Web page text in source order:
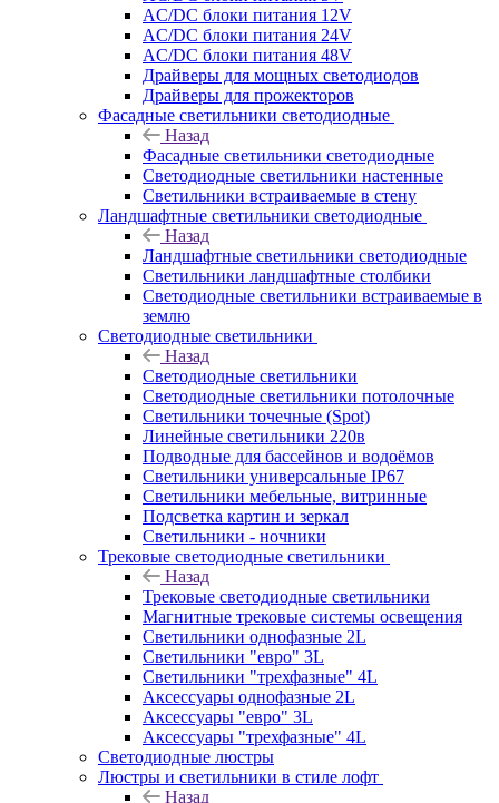
AC/DC блоки питания 12V
AC/DC блоки питания 24V
AC/DC блоки питания 48V
Драйверы для мощных светодиодов
Драйверы для прожекторов
Фасадные светильники светодиодные
Назад
Фасадные светильники светодиодные
Светодиодные светильники настенные
Светильники встраиваемые в стену
Ландшафтные светильники светодиодные
Назад
Ландшафтные светильники светодиодные
Светильники ландшафтные столбики
Светодиодные светильники встраиваемые в
землю
Светодиодные светильники
Назад
Светодиодные светильники
Светодиодные светильники потолочные
Светильники точечные (Spot)
Линейные светильники 220в
Подводные для бассейнов и водоёмов
Светильники универсальные IP67
Светильники мебельные, витринные
Подсветка картин и зеркал
Светильники - ночники
Трековые светодиодные светильники
Назад
Трековые светодиодные светильники
Магнитные трековые системы освещения
Светильники однофазные 2L
Светильники "евро" 3L
Светильники "трехфазные" 4L
Аксессуары однофазные 2L
Аксессуары "евро" 3L
Аксессуары "трехфазные" 4L
Светодиодные люстры
Люстры и светильники в стиле лофт
Назад